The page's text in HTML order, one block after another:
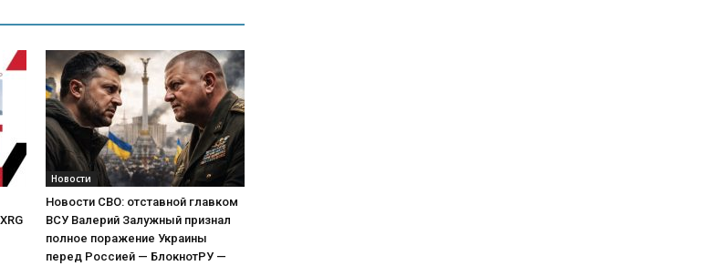
Новости
Новости СВО: отставной главком
ВСУ Валерий Залужный признал
полное поражение Украины
перед Россией — БлокнотРУ —